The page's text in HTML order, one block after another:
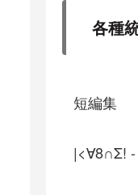
各種
短編集
|<∀8∩Σ! -